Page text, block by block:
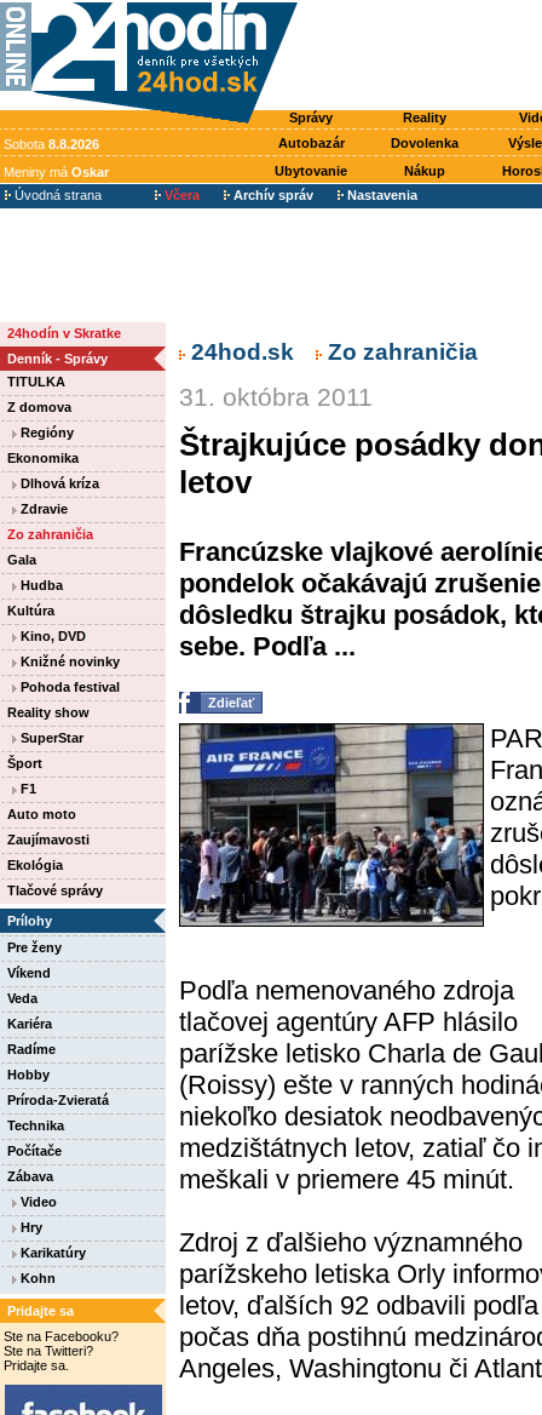
Správy Reality
Sobota 8.8.2026 Autobazár Dovolenka
Meniny má Oskar Ubytovanie Nákup
Úvodná strana
Včera Archív správ Nastavenia
24hodín v Skratke
Denník - Správy
TITULKA
Z domova
Regióny
Ekonomika
Dlhová kríza
Zdravie
Zo zahraničia
Gala
Hudba
Kultúra
Kino, DVD
Knižné novinky
Pohoda festival
Reality show
SuperStar
Šport
F1
Auto moto
Zaujímavosti
Ekológia
Tlačové správy
Prílohy
Pre ženy
Víkend
Veda
Kariéra
Radíme
Hobby
Príroda-Zvieratá
Technika
Počítače
Zábava
Video
Hry
Karikatúry
Kohn
Pridajte sa
Ste na Facebooku?
Ste na Twitteri?
Pridajte sa.
24hod.sk Zo zahraničia
31. októbra 2011
Štrajkujúce posádky
letov
Francúzske vlajkové
pondelok očakávajú
dôsledku štrajku posádok,
sebe. Podľa ...
Zdieľať
Podľa nemenovaného zdroja
tlačovej agentúry AFP hlásilo
parížske letisko Charla de
(Roissy) ešte v ranných
niekoľko desiatok
medzištátnych letov, zatiaľ čo
meškali v priemere 45 minút.
Zdroj z ďalšieho významného
parížskeho letiska Orly
letov, ďalších 92 odbavili
počas dňa postihnú
Angeles, Washingtonu či